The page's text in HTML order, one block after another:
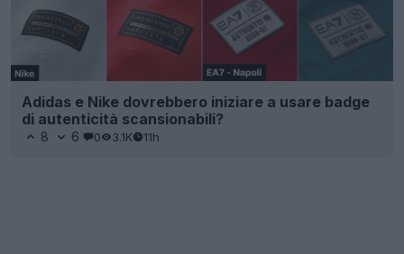
Adidas e Nike dovrebbero iniziare a usare badge
di autenticità scansionabili?
8 6 0 3.1K 11h